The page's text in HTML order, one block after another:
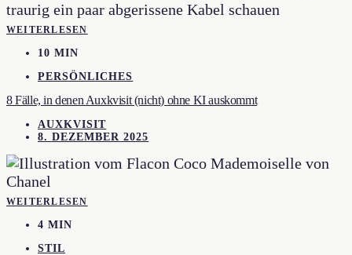
WEITERLESEN
10 MIN
PERSÖNLICHES
8 Fälle, in denen Auxkvisit (nicht) ohne KI auskommt
AUXKVISIT
8. DEZEMBER 2025
WEITERLESEN
4 MIN
STIL